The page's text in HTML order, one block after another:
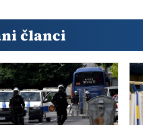
članci